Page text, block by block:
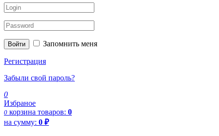
Войти Запомнить меня
Регистрация
Забыли свой пароль?
0
Избраное
0 корзина товаров: 0
на сумму: 0 ₽